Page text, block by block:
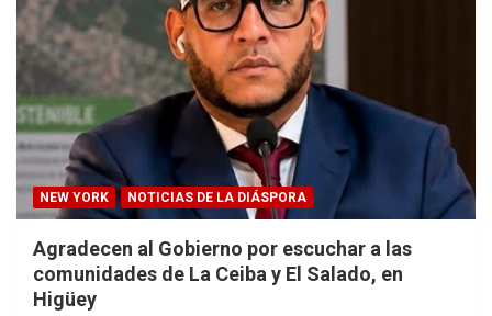
NEW YORK NOTICIAS DE LA DIÁSPORA
Agradecen al Gobierno por escuchar a las
comunidades de La Ceiba y El Salado, en
Higüey